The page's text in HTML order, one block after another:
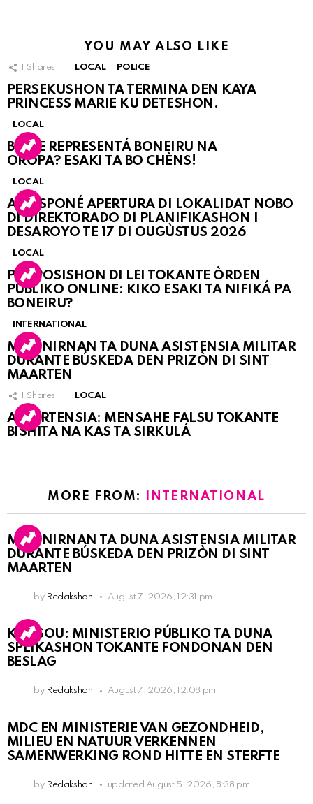
YOU MAY ALSO LIKE
1 Shares LOCAL POLICE
PERSEKUSHON TA TERMINA DEN KAYA
PRINCESS MARIE KU DETESHON.
LOCAL
BO KE REPRESENTÁ BONEIRU NA
OROPA? ESAKI TA BO CHÈNS!
LOCAL
A POSPONÉ APERTURA DI LOKALIDAT NOBO
DI DIREKTORADO DI PLANIFIKASHON I
DESAROYO TE 17 DI OUGÙSTUS 2026
LOCAL
PROPOSISHON DI LEI TOKANTE ÒRDEN
PÚBLIKO ONLINE: KIKO ESAKI TA NIFIKÁ PA
BONEIRU?
INTERNATIONAL
MARINIRNAN TA DUNA ASISTENSIA MILITAR
DURANTE BÚSKEDA DEN PRIZÒN DI SINT
MAARTEN
1 Shares LOCAL
ATVERTENSIA: MENSAHE FALSU TOKANTE
BISHITA NA KAS TA SIRKULÁ
MORE FROM: INTERNATIONAL
MARINIRNAN TA DUNA ASISTENSIA MILITAR
DURANTE BÚSKEDA DEN PRIZÒN DI SINT
MAARTEN
by Redakshon August 7, 2026, 12:31 pm
KORSOU: MINISTERIO PÚBLIKO TA DUNA
SPLIKASHON TOKANTE FONDONAN DEN
BESLAG
by Redakshon August 7, 2026, 12:08 pm
MDC EN MINISTERIE VAN GEZONDHEID,
MILIEU EN NATUUR VERKENNEN
SAMENWERKING ROND HITTE EN STERFTE
by Redakshon updated August 5, 2026, 8:38 pm